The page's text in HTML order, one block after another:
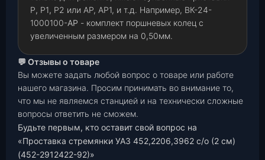
Р, Р1, Р2 или АР, АР1, и т.д. Например, ВК-24-
1000100-АР - комплект поршневых колец с
увеличенным размером на 0,50мм.
💬 Отзывы о товаре
Вы можете задать любой вопрос о товаре или работе
нашего магазина. Просим принимать во внимание то,
что мы не являемся станцией и на технически сложные
вопросы ответить не сможем.
Будьте первым, кто оставит свой вопрос на
«Проставка стремянки УАЗ 452,2206,3962 с/о (2 см)
(452-2912422-92)»